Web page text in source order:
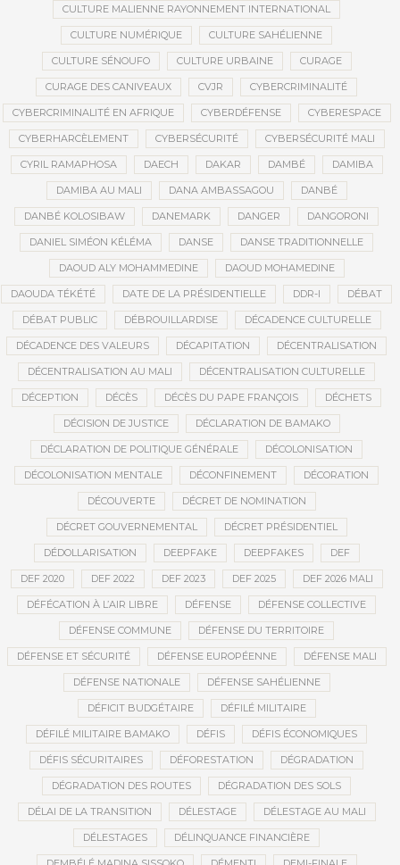
CULTURE MALIENNE RAYONNEMENT INTERNATIONAL
CULTURE NUMÉRIQUE CULTURE SAHÉLIENNE
CULTURE SÉNOUFO CULTURE URBAINE CURAGE
CURAGE DES CANIVEAUX CVJR CYBERCRIMINALITÉ
CYBERCRIMINALITÉ EN AFRIQUE CYBERDÉFENSE CYBERESPACE
CYBERHARCÈLEMENT CYBERSÉCURITÉ CYBERSÉCURITÉ MALI
CYRIL RAMAPHOSA DAECH DAKAR DAMBÉ DAMIBA
DAMIBA AU MALI DANA AMBASSAGOU DANBÉ
DANBÉ KOLOSIBAW DANEMARK DANGER DANGORONI
DANIEL SIMÉON KÉLÉMA DANSE DANSE TRADITIONNELLE
DAOUD ALY MOHAMMEDINE DAOUD MOHAMEDINE
DAOUDA TÉKÉTÉ DATE DE LA PRÉSIDENTIELLE DDR-I DÉBAT
DÉBAT PUBLIC DÉBROUILLARDISE DÉCADENCE CULTURELLE
DÉCADENCE DES VALEURS DÉCAPITATION DÉCENTRALISATION
DÉCENTRALISATION AU MALI DÉCENTRALISATION CULTURELLE
DÉCEPTION DÉCÈS DÉCÈS DU PAPE FRANÇOIS DÉCHETS
DÉCISION DE JUSTICE DÉCLARATION DE BAMAKO
DÉCLARATION DE POLITIQUE GÉNÉRALE DÉCOLONISATION
DÉCOLONISATION MENTALE DÉCONFINEMENT DÉCORATION
DÉCOUVERTE DÉCRET DE NOMINATION
DÉCRET GOUVERNEMENTAL DÉCRET PRÉSIDENTIEL
DÉDOLLARISATION DEEPFAKE DEEPFAKES DEF
DEF 2020 DEF 2022 DEF 2023 DEF 2025 DEF 2026 MALI
DÉFÉCATION À L’AIR LIBRE DÉFENSE DÉFENSE COLLECTIVE
DÉFENSE COMMUNE DÉFENSE DU TERRITOIRE
DÉFENSE ET SÉCURITÉ DÉFENSE EUROPÉENNE DÉFENSE MALI
DÉFENSE NATIONALE DÉFENSE SAHÉLIENNE
DÉFICIT BUDGÉTAIRE DÉFILÉ MILITAIRE
DÉFILÉ MILITAIRE BAMAKO DÉFIS DÉFIS ÉCONOMIQUES
DÉFIS SÉCURITAIRES DÉFORESTATION DÉGRADATION
DÉGRADATION DES ROUTES DÉGRADATION DES SOLS
DÉLAI DE LA TRANSITION DÉLESTAGE DÉLESTAGE AU MALI
DÉLESTAGES DÉLINQUANCE FINANCIÈRE